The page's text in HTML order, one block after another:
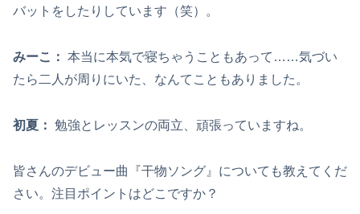
バットをしたりしています（笑）。
みーこ： 本当に本気で寝ちゃうこともあって……気づい
たら二人が周りにいた、なんてこともありました。
初夏 ： 勉強とレッスンの両立、頑張っていますね。
皆さんのデビュー曲『干物ソング』についても教えてくだ
さい。注目ポイントはどこですか？